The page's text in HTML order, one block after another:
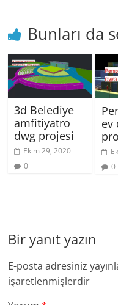
Bunları da
3d Belediye
amfitiyatro
dwg projesi
Ekim 29, 2020
0
ev
0
Bir yanıt yazın
E-posta adresiniz
işaretlenmişlerdir